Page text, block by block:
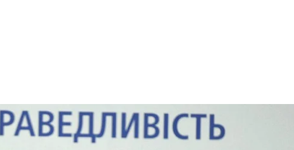
Луценко під час брифінгу у Києві, 15 лютого 2017 року
Олександр/УНІАН
Херсона Катерини Гандзюк, генеральний